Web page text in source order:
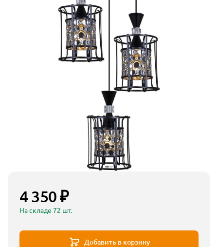
4 350 ₽
На складе 72 шт.
Добавить в корзину